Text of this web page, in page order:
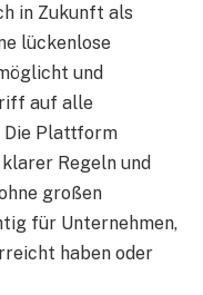
in Zukunft als
lückenlose
und
auf alle
Die Plattform
Regeln und
großen
für Unternehmen,
haben oder